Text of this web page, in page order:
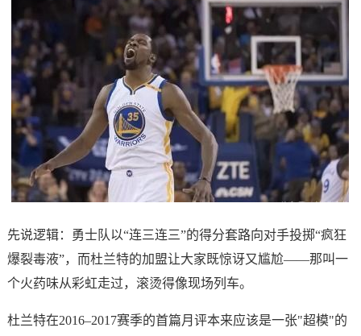
先说逻辑：勇士队以“连三连三”的得分套路向对手投掷“疯狂
爆裂毒液”，而杜兰特的加盟让大家既惊讶又尴尬——那叫一
个火药味从彩虹走过，滚烫得像现场列车。
杜兰特在2016–2017赛季的首篇月评本来应该是一张"超模"的